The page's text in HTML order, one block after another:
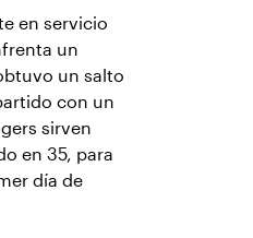
en servicio
un
un salto
con un
sirven
en 35, para
día de